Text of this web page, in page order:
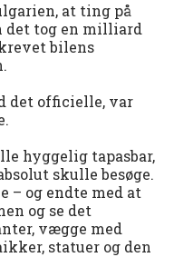
at ting på
det tog en milliard
bilens
det officielle, var
hyggelig tapasbar,
skulle besøge.
– og endte med at
og se det
vægge med
statuer og den